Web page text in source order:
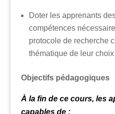
Doter les apprenants
compétences
protocole de recherche
thématique de leur choix
Objectifs pédagogiques
À la fin de ce cours, les
capables de :